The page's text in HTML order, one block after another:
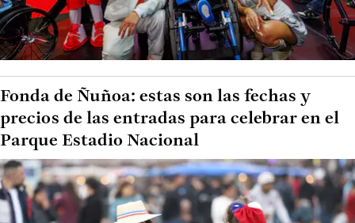
Fonda de Ñuñoa: estas son las fechas y
precios de las entradas para celebrar en el
Parque Estadio Nacional